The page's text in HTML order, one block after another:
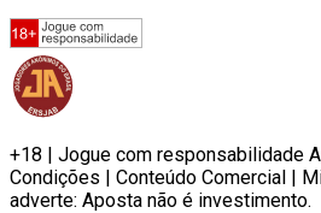
+18 | Jogue com responsabilidade
Condições | Conteúdo Comercial |
adverte: Aposta não é investimento.